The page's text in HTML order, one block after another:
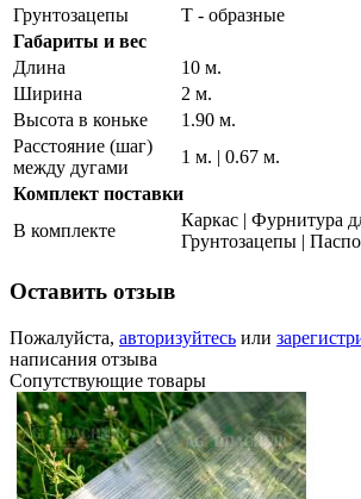
Грунтозацепы
Т - образные
Габариты и вес
Длина
10 м.
Ширина
2 м.
Высота в коньке
1.90 м.
Расстояние (шаг)
между дугами
1 м. | 0.67 м.
Комплект поставки
В комплекте
Каркас | Фурнитура
Грунтозацепы |
Оставить отзыв
Пожалуйста, авторизуйтесь или
написания отзыва
Сопутствующие товары